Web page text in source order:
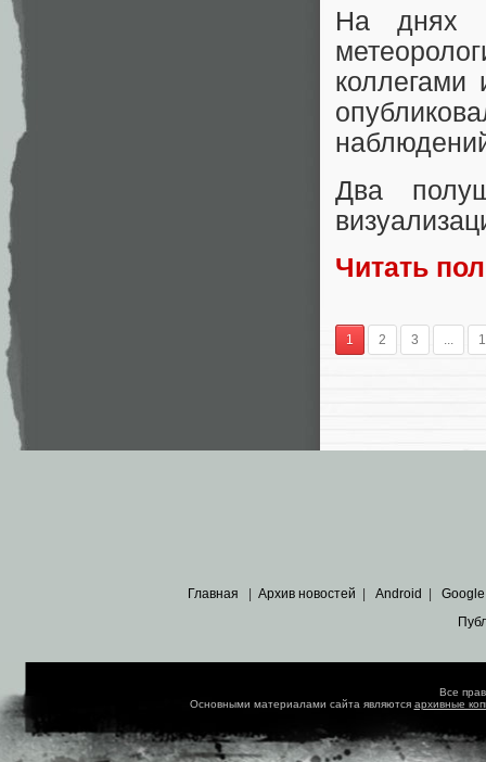
На днях
коллегами
Два
Читать
1 2 3 ...
Главная | Архив новостей | Android | Google
Все
Основными материалами сайта являются архивные